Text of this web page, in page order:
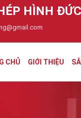
HÌNH
CHỦ GIỚI THIỆU